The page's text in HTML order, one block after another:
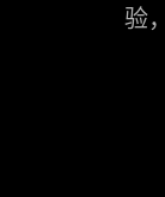
验